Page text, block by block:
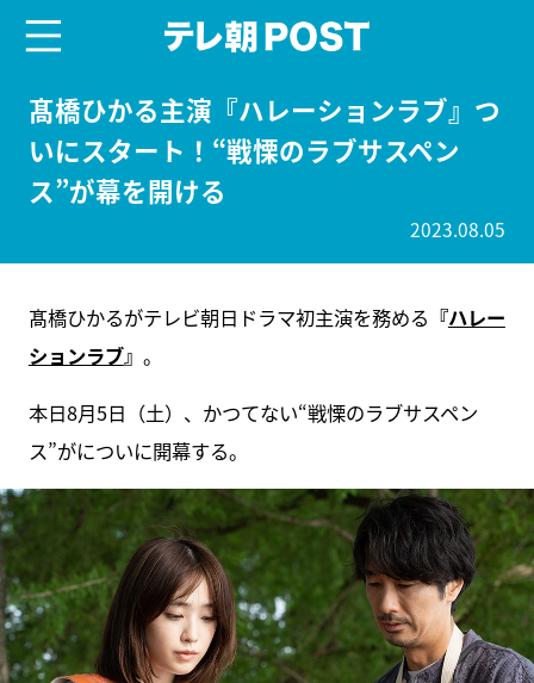
髙橋ひかる主演『ハレーションラブ』つ
いにスタート！“戦慄のラブサスペン
ス”が幕を開ける
2023.08.05
髙橋ひかるがテレビ朝日ドラマ初主演を務める 『ハレー
ションラブ』 。
本日8月5日（土）、かつてない“戦慄のラブサスペン
ス”がについに開幕する。